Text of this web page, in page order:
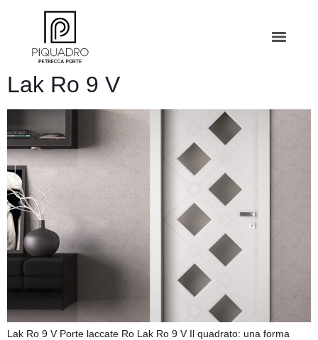
Lak Ro 9 V
Lak Ro 9 V Porte laccate Ro Lak Ro 9 V Il quadrato: una forma